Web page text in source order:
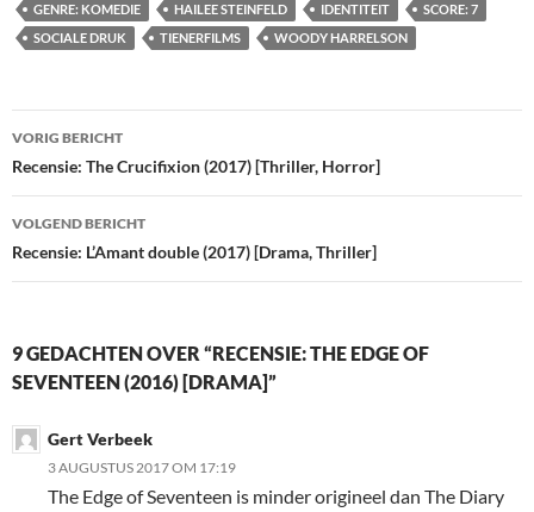
GENRE: KOMEDIE
HAILEE STEINFELD IDENTITEIT
SCORE: 7
SOCIALE DRUK
TIENERFILMS WOODY HARRELSON
Bericht
navigatie
VORIG BERICHT
Recensie: The Crucifixion (2017) [Thriller, Horror]
VOLGEND BERICHT
Recensie: L’Amant double (2017) [Drama, Thriller]
9 GEDACHTEN OVER “RECENSIE: THE EDGE OF
SEVENTEEN (2016) [DRAMA]”
Gert Verbeek
3 AUGUSTUS 2017 OM 17:19
The Edge of Seventeen is minder origineel dan The Diary